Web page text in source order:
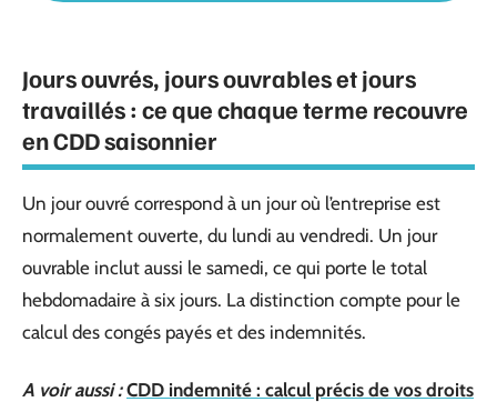
Jours ouvrés, jours ouvrables et jours
travaillés : ce que chaque terme recouvre
en CDD saisonnier
Un jour ouvré correspond à un jour où l’entreprise est
normalement ouverte, du lundi au vendredi. Un jour
ouvrable inclut aussi le samedi, ce qui porte le total
hebdomadaire à six jours. La distinction compte pour le
calcul des congés payés et des indemnités.
A voir aussi : CDD indemnité : calcul précis de vos droits